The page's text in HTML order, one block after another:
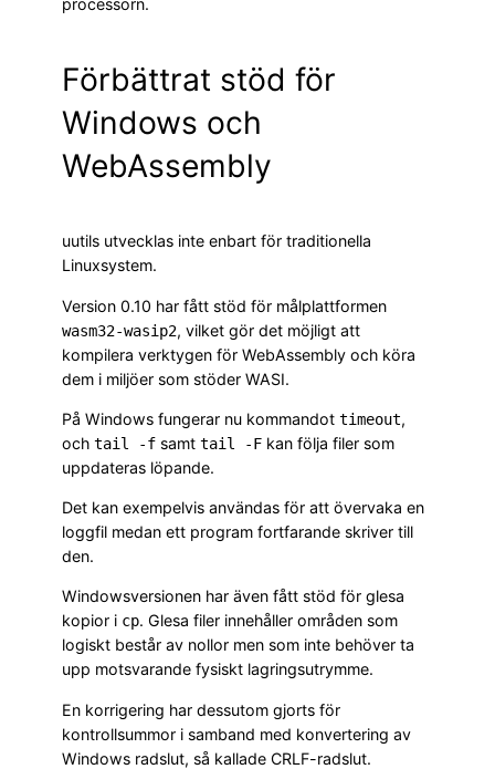
processorn.
Förbättrat stöd för
Windows och
WebAssembly
uutils utvecklas inte enbart för traditionella
Linuxsystem.
Version 0.10 har fått stöd för målplattformen
wasm32-wasip2, vilket gör det möjligt att
kompilera verktygen för WebAssembly och köra
dem i miljöer som stöder WASI.
På Windows fungerar nu kommandot timeout,
och tail -f samt tail -F kan följa filer som
uppdateras löpande.
Det kan exempelvis användas för att övervaka en
loggfil medan ett program fortfarande skriver till
den.
Windowsversionen har även fått stöd för glesa
kopior i cp. Glesa filer innehåller områden som
logiskt består av nollor men som inte behöver ta
upp motsvarande fysiskt lagringsutrymme.
En korrigering har dessutom gjorts för
kontrollsummor i samband med konvertering av
Windows radslut, så kallade CRLF-radslut.